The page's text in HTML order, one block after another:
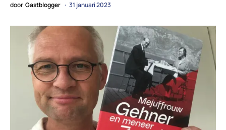
door Gastblogger 31 januari 2023